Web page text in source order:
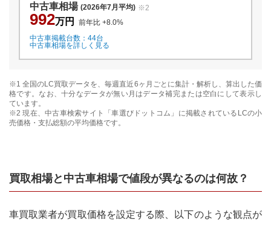
中古車相場 (2026年7月平均) ※2
992万円 前年比 +8.0%
中古車掲載台数： 44台
中古車相場を詳しく見る
※1 全国のLC買取データを、毎週直近6ヶ月ごとに集計・解析し、算出した価
格です。なお、十分なデータが無い月はデータ補完または空白にして表示し
ています。
※2 現在、中古車検索サイト「車選びドットコム」に掲載されている LCの小
売価格・支払総額の平均価格です。
買取相場と中古車相場で値段が異なるのは何故？
車買取業者が買取価格を設定する際、以下のような観点が